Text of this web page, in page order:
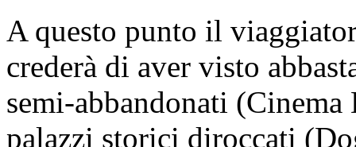
A questo punto il
crederà di aver visto
semi-abbandonati
palazzi storici diroccati